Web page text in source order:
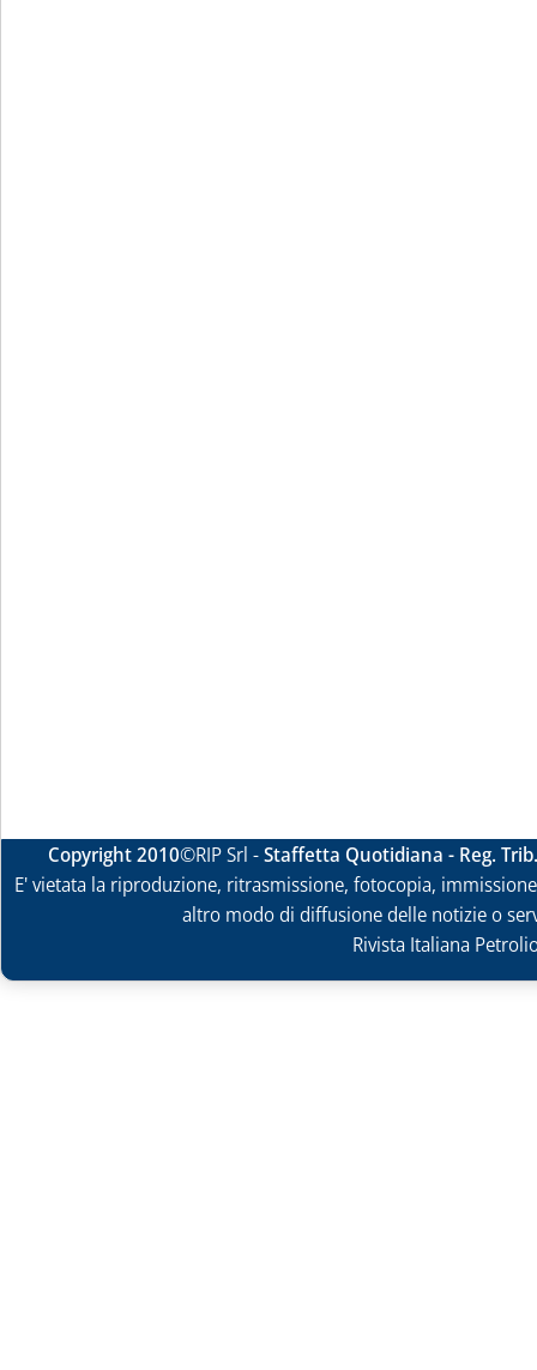
Copyright 2010©RIP Srl -Staffetta Quotidiana - Reg.
E' vietata la riproduzione, ritrasmissione, fotocopia,
altro modo di diffusione delle notizie o
Rivista Italiana